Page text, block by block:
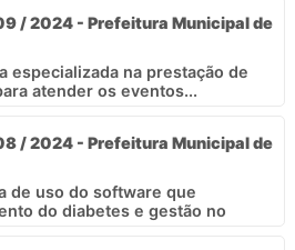
/ 2024 - Prefeitura Municipal de
especializada na prestação de
atender os eventos...
/ 2024 - Prefeitura Municipal de
de uso do software que
do diabetes e gestão no